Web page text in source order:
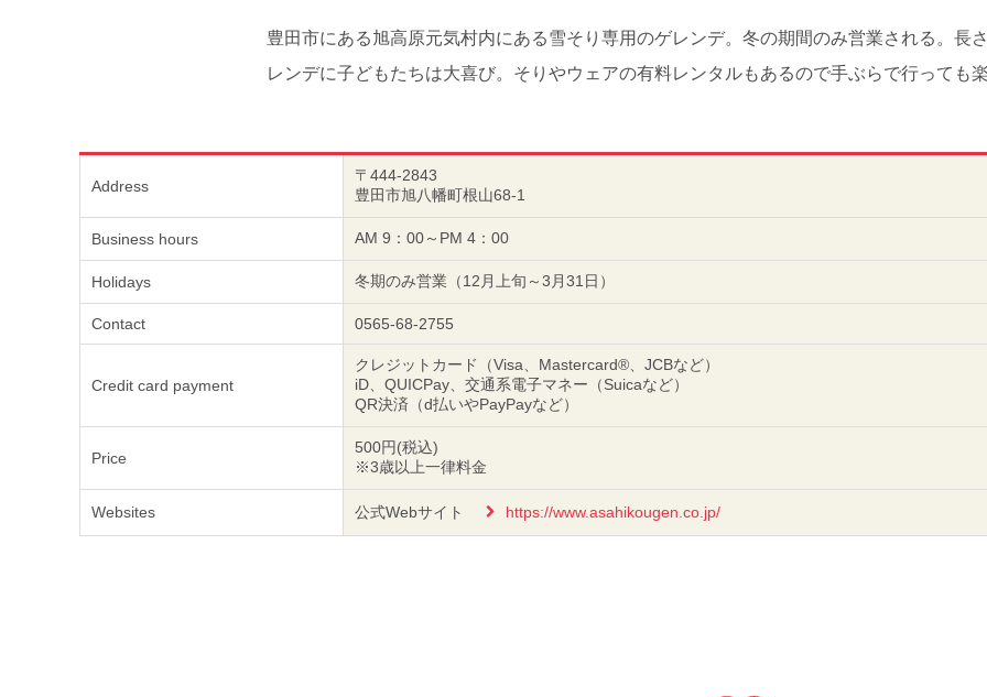
豊田市にある旭高原元気村内にある雪そり専用のゲレンデ。冬の期間のみ営業される。長
レンデに子どもたちは大喜び。そりやウェアの有料レンタルもあるので手ぶらで行っても楽
Address
〒444-2843
豊田市旭八幡町根山68-1
Business hours AM 9：00～PM 4：00
Holidays 冬期のみ営業（12月上旬～3月31日）
Contact 0565-68-2755
Credit card payment
クレジットカード（Visa、Mastercard®、JCBなど）
iD、QUICPay、交通系電子マネー（Suicaなど）
QR決済（d払いやPayPayなど）
Price
500円(税込)
※3歳以上一律料金
Websites 公式Webサイト https://www.asahikougen.co.jp/